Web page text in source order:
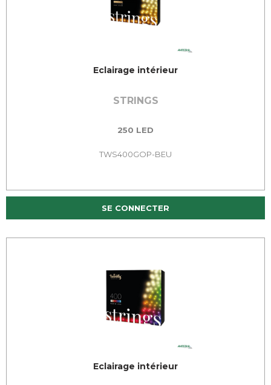
Eclairage intérieur
STRINGS
250 LED
TWS400GOP-BEU
SE CONNECTER
Eclairage intérieur